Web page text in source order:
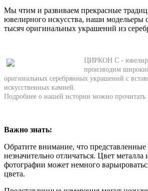
Мы чтим и развиваем прекрасные
ювелирного искусства, наши модельеры
тысяч оригинальных украшений из
ЦИРКОН С -
производим
оригинальных серебрянных украшений с
искусственных камней.
Подробнее о нашей истории можно прочитать
Важно знать:
Обратите внимание, что
незначительно отличаться. Цвет металла
фотографии может немного
цвета.